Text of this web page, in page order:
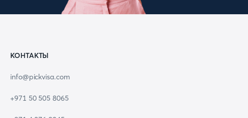
КОНТАКТЫ
info@pickvisa.com
+971 50 505 8065